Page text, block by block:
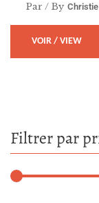
Par / By
VOIR / VIEW
Filtrer par